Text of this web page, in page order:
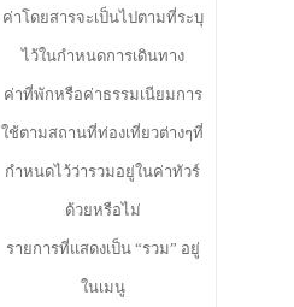
ค่าโดยสารจะเป็นไปตามที่ระบุ
ไว้ในกำหนดการเดินทาง
ค่าที่พักหรือค่าธรรมเนียมการ
ใช้ตามสถานที่ท่องเที่ยวต่างๆที่
กำหนดไว้ว่ารวมอยู่ในค่าทัวร์
ด้วยหรือไม่
รายการที่แสดงเป็น “รวม” อยู่
ในเมนู